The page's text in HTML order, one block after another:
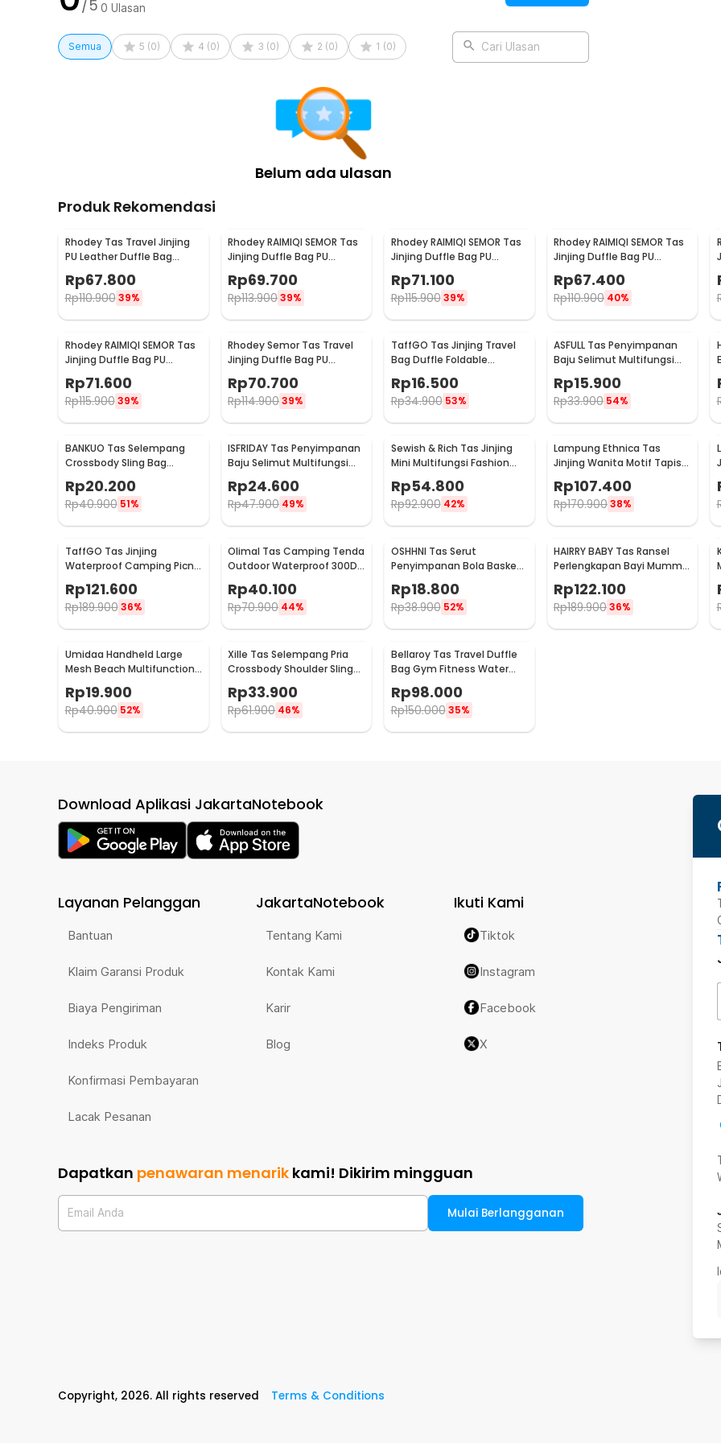
/5 0 Ulasan
Semua 5 (0) 4 (0) 3 (0) 2 (0) 1 (0) Cari Ulasan
Belum ada ulasan
Produk Rekomendasi
Rhodey Tas Travel Jinjing
PU Leather Duffle Bag
Stripe Model - S01
Rp67.800
Rp110.900 39%
Rhodey RAIMIQI SEMOR Tas
Jinjing Duffle Bag PU
Leather Unisex 20 Inch
Coffee Grid - C01
Rp69.700
Rp113.90039%
Rhodey RAIMIQI SEMOR Tas
Jinjing Duffle Bag PU
Large Bear - C01
Rp71.100
Rp115.900 39%
Rhodey RAIMIQI SEMOR Tas
Jinjing Duffle Bag PU
Leather Unisex 20 Inch
Black Gray Grid - C01
Rp67.400
Rp110.900 40%
Rhodey RAIMIQI SEMOR Tas
Jinjing Duffle Bag PU
Leather Unisex 20 Inch
Beautiful Pattern - C01
Rp71.600
Rp115.900 39%
Rhodey Semor Tas Travel
Jinjing Duffle Bag PU
Rp70.700
Rp114.90039%
TaffGO Tas Jinjing Travel
Bag Duffle Foldable
Waterproof 480mm - B20
Rp16.500
Rp34.900 53%
ASFULL Tas Penyimpanan
Baju Selimut Multifungsi
60x40x30cm - ASS60
Rp15.900
Rp33.900 54%
BANKUO Tas Selempang
Crossbody Sling Bag
- BK22
Rp20.200
Rp40.900 51%
ISFRIDAY Tas Penyimpanan
Baju Selimut Multifungsi
Duffel Organizer Bag
Barcode - IF45
Rp24.600
Rp47.900 49%
Sewish & Rich Tas Jinjing
Mini Multifungsi Fashion
Bag - SR25
Rp54.800
Rp92.900 42%
Lampung Ethnica Tas
Jinjing Wanita Motif Tapis
Rp107.400
Rp170.90038%
TaffGO Tas Jinjing
Waterproof Camping Picnic
Duffle Bag 3 Slots - C60
Rp121.600
Rp189.900 36%
Olimal Tas Camping Tenda
Outdoor Waterproof 300D
30
Rp40.100
Rp70.900 44%
OSHHNI Tas Serut
Penyimpanan Bola Basket
Olahraga Drawstring Bag
Mesh - SH30
Rp18.800
Rp38.900 52%
HAIRRY BABY Tas Ransel
Perlengkapan Bayi Mummy
Rp122.100
Rp189.90036%
Umidaa Handheld Large
Mesh Beach Multifunction
Rp19.900
Rp40.900 52%
Xille Tas Selempang Pria
Crossbody Shoulder Sling
Bag Oxford Fabric - 9980
Rp33.900
Rp61.900 46%
Bellaroy Tas Travel Duffle
Bag Gym Fitness Water
Resistant 36-55L - C50
Rp98.000
Rp150.000 35%
Download Aplikasi JakartaNotebook
Layanan Pelanggan
Bantuan
Klaim Garansi Produk
Biaya Pengiriman
Indeks Produk
Konfirmasi Pembayaran
Lacak Pesanan
JakartaNotebook
Tentang Kami
Kontak Kami
Karir
Blog
Ikuti Kami
Tiktok
Instagram
Facebook
X
Dapatkan penawaran menarik kami! Dikirim mingguan
Email Anda Mulai Berlangganan
Copyright, 2026. All rights reserved Terms & Conditions